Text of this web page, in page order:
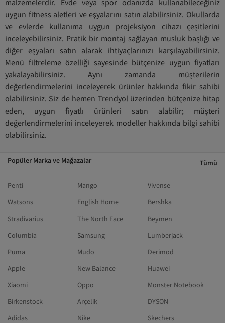
malzemelerdir. Evde veya spor odanızda kullanabileceğiniz
uygun fitness aletleri ve eşyalarını satın alabilirsiniz. Okullarda
ve evlerde kullanıma uygun projeksiyon cihazı çeşitlerini
inceleyebilirsiniz. Pratik bir montaj sağlayan musluk başlığı ve
diğer eşyaları satın alarak ihtiyaçlarınızı karşılayabilirsiniz.
Menü filtreleme özelliği sayesinde bütçenize uygun fiyatları
yakalayabilirsiniz. Aynı zamanda müşterilerin
değerlendirmelerini inceleyerek ürünler hakkında fikir sahibi
olabilirsiniz. Siz de hemen Trendyol üzerinden bütçenize hitap
eden, uygun fiyatlı ürünleri satın alabilir; müşteri
değerlendirmelerini inceleyerek modeller hakkında bilgi sahibi
olabilirsiniz.
Popüler Marka ve Mağazalar Tümü
Penti Mango
Vivense
Watsons
English Home
Bershka
Stradivarius
The North Face
Beymen
Columbia
Samsung
Lumberjack
Puma
Mudo
Derimod
Apple
New Balance
Huawei
Xiaomi
Oppo
Monster Notebook
Birkenstock
Arçelik
DYSON
Adidas
Nike
Skechers